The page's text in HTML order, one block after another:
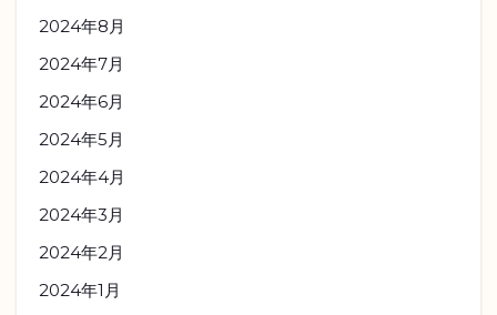
2024年8月
2024年7月
2024年6月
2024年5月
2024年4月
2024年3月
2024年2月
2024年1月